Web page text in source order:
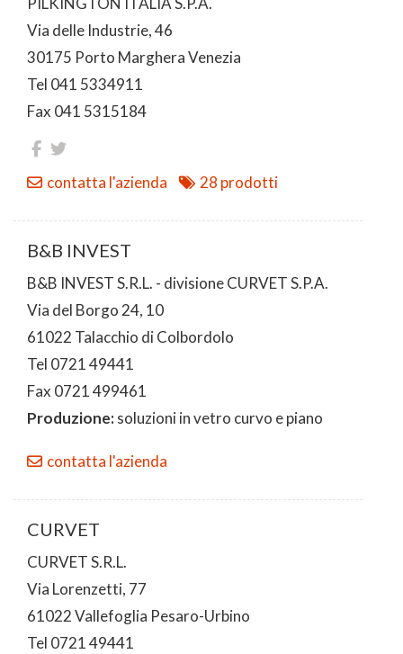
Via delle Industrie, 46
30175 Porto Marghera Venezia
Tel 041 5334911
Fax 041 5315184
contatta l'azienda 28 prodotti
B&B INVEST
B&B INVEST S.R.L. - divisione CURVET S.P.A.
Via del Borgo 24, 10
61022 Talacchio di Colbordolo
Tel 0721 49441
Fax 0721 499461
Produzione:soluzioni in vetro curvo e piano
contatta l'azienda
CURVET
CURVET S.R.L.
Via Lorenzetti, 77
61022 Vallefoglia Pesaro-Urbino
Tel 0721 49441